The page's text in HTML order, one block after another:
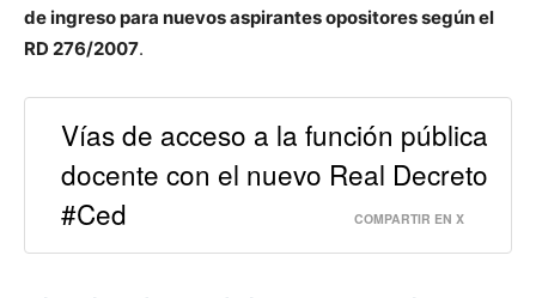
de ingreso para nuevos aspirantes opositores según el
RD 276/2007.
Vías de acceso a la función pública
docente con el nuevo Real Decreto
#Ced
COMPARTIR EN X